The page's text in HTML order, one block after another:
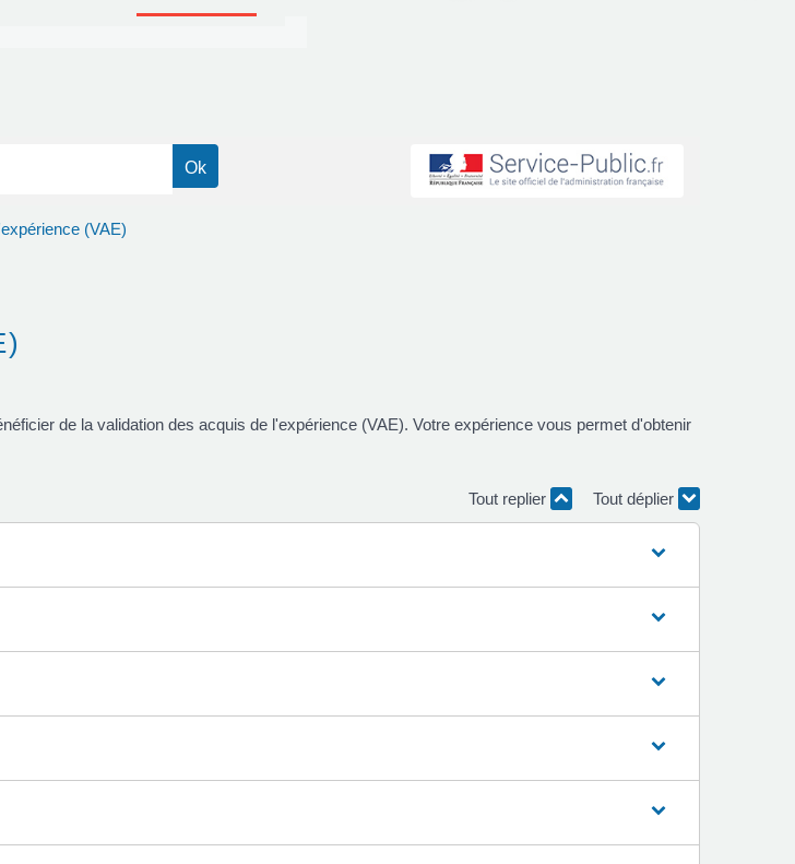
(VAE)
de la validation des acquis de l'expérience (VAE). Votre expérience vous permet d'obtenir
Tout replier Tout déplier